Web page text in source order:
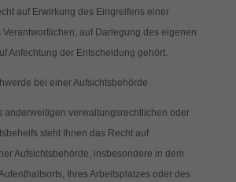
auf Erwirkung des Eingreifens einer
Verantwortlichen, auf Darlegung des eigenen
Anfechtung der Entscheidung gehört.
bei einer Aufsichtsbehörde
anderweitigen verwaltungsrechtlichen oder
steht Ihnen das Recht auf
Aufsichtsbehörde, insbesondere in dem
Ihres Arbeitsplatzes oder des